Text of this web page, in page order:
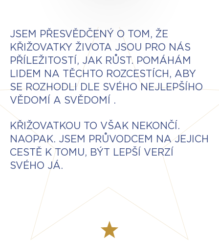
JSEM PŘESVĚDČENÝ O TOM, ŽE
KŘIŽOVATKY ŽIVOTA JSOU PRO NÁS
PŘÍLEŽITOSTÍ, JAK RŮST. POMÁHÁM
LIDEM NA TĚCHTO ROZCESTÍCH, ABY
SE ROZHODLI DLE SVÉHO NEJLEPŠÍHO
VĚDOMÍ A SVĚDOMÍ .
KŘIŽOVATKOU TO VŠAK NEKONČÍ.
NAOPAK. JSEM PRŮVODCEM NA JEJICH
CESTĚ K TOMU, BÝT LEPŠÍ VERZÍ
SVÉHO JÁ.